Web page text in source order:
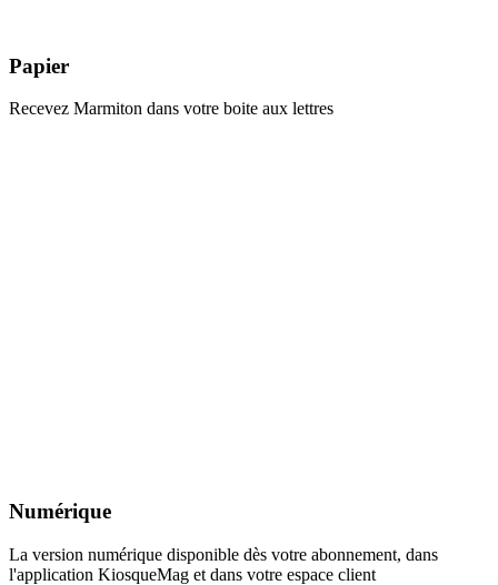
Papier
Recevez Marmiton dans votre boite aux lettres
Numérique
La version numérique disponible dès votre abonnement, dans
l'application KiosqueMag et dans votre espace client